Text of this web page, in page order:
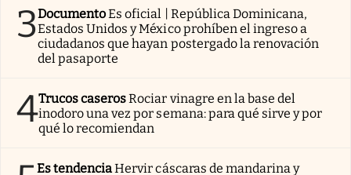
3DocumentoEs oficial | República Dominicana,
Estados Unidos y México prohíben el ingreso a
ciudadanos que hayan postergado la renovación
del pasaporte
4Trucos caserosRociar vinagre en la base del
inodoro una vez por semana: para qué sirve y por
qué lo recomiendan
Es tendenciaHervir cáscaras de mandarina y